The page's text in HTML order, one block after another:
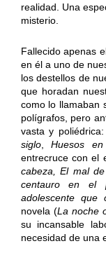
realidad. Una
misterio.
Fallecido apenas
en él a uno de
los destellos de
que horadan
como lo llamaban
polígrafos, pero
vasta y
siglo,Huesos
entrecruce con el
cabeza, El mal
centauro en el
adolescente
novela (La noche
su incansable
necesidad de una